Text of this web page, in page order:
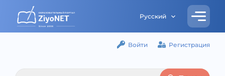
Русский
Войти Регистрация